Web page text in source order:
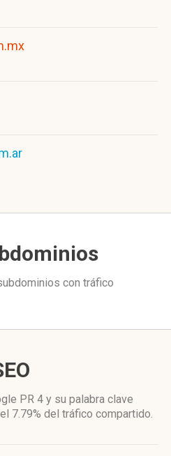
con tráfico
PR 4 y su palabra clave
7.79% del tráfico compartido.